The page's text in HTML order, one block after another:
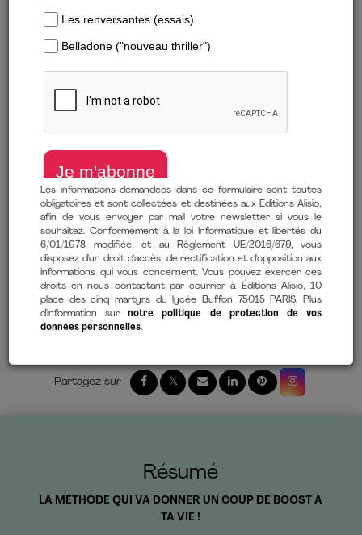
Télécharger un extrait
La méthode de @freedombyaxel pour (r)éveiller vraiment ta vie
en retrouvant l’humain qui est en toi !
deAxel Crevaux(auteur),François Lemay(contributions)
10 octobre 2023
Comment lire mon ebook ?
Résumé
LA MÉTHODE QUI VA DONNER UN COUP DE BOOST À
TA VIE !
Les informations demandées dans ce formulaire sont toutes
obligatoires et sont collectées et destinées aux Éditions Alisio,
afin de vous envoyer par mail votre newsletter si vous le
souhaitez. Conformément à la loi Informatique et libertés du
6/01/1978 modifiée, et au Règlement UE/2016/679, vous
disposez d'un droit d'accès, de rectification et d'opposition aux
informations qui vous concernent. Vous pouvez exercer ces
droits en nous contactant par courrier à Éditions Alisio, 10
place des cinq martyrs du lycée Buffon 75015 PARIS. Plus
d'information surnotre politique de protection de vos